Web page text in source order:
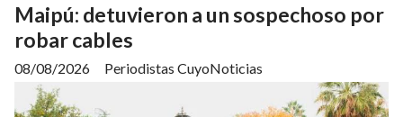
Maipú: detuvieron a un sospechoso por
robar cables
Periodistas CuyoNoticias
08/08/2026